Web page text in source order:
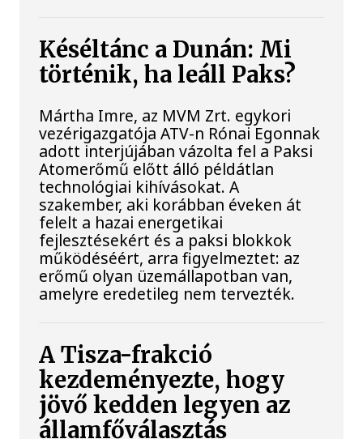
Késéltánc a Dunán: Mi
történik, ha leáll Paks?
Mártha Imre, az MVM Zrt. egykori
vezérigazgatója ATV-n Rónai Egonnak
adott interjújában vázolta fel a Paksi
Atomerőmű előtt álló példátlan
technológiai kihívásokat. A
szakember, aki korábban éveken át
felelt a hazai energetikai
fejlesztésekért és a paksi blokkok
működéséért, arra figyelmeztet: az
erőmű olyan üzemállapotban van,
amelyre eredetileg nem tervezték.
A Tisza-frakció
kezdeményezte, hogy
jövő kedden legyen az
államfőválasztás